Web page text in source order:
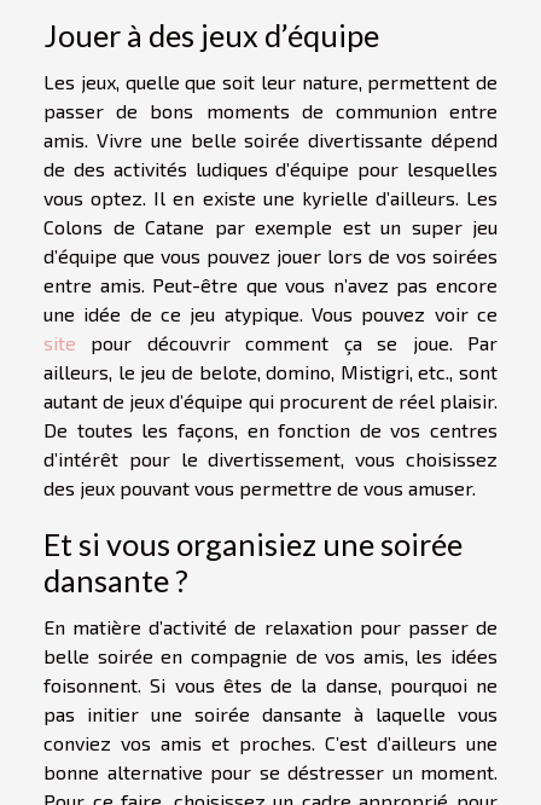
Jouer à des jeux d’équipe
Les jeux, quelle que soit leur nature, permettent de
passer de bons moments de communion entre
amis. Vivre une belle soirée divertissante dépend
de des activités ludiques d’équipe pour lesquelles
vous optez. Il en existe une kyrielle d’ailleurs. Les
Colons de Catane par exemple est un super jeu
d’équipe que vous pouvez jouer lors de vos soirées
entre amis. Peut-être que vous n’avez pas encore
une idée de ce jeu atypique. Vous pouvez voir ce
site pour découvrir comment ça se joue. Par
ailleurs, le jeu de belote, domino, Mistigri, etc., sont
autant de jeux d’équipe qui procurent de réel plaisir.
De toutes les façons, en fonction de vos centres
d’intérêt pour le divertissement, vous choisissez
des jeux pouvant vous permettre de vous amuser.
Et si vous organisiez une soirée
dansante ?
En matière d’activité de relaxation pour passer de
belle soirée en compagnie de vos amis, les idées
foisonnent. Si vous êtes de la danse, pourquoi ne
pas initier une soirée dansante à laquelle vous
conviez vos amis et proches. C’est d’ailleurs une
bonne alternative pour se déstresser un moment.